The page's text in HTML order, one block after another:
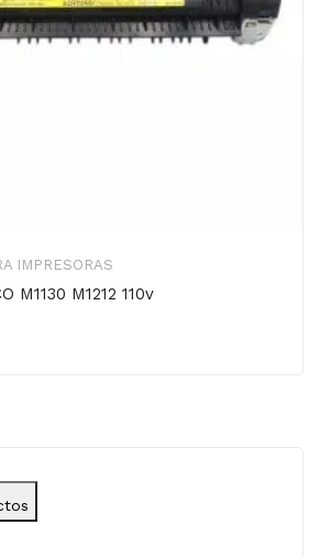
IMPRESORAS
M1130 M1212 110v